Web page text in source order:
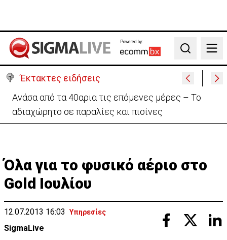
Powered by:
Search
Έκτακτες ειδήσεις
Ραντεβού με τις «Περσείδες»: Κορυφώνεται το
εντυπωσιακό φαινόμενο στην Κύπρο
Όλα για το φυσικό αέριο στο
Gold Iουλίου
12.07.2013 16:03 Υπηρεσίες
SigmaLive